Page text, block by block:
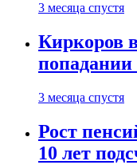
3 месяца спустя
Киркоров
попадании
3 месяца спустя
Рост
10 лет